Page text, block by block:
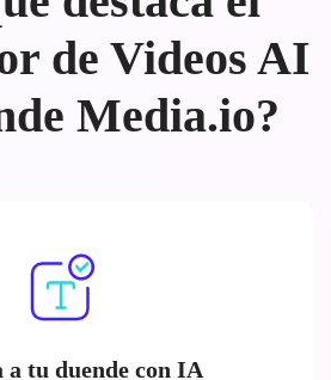
de Videos AI
Media.io?
a tu duende con IA